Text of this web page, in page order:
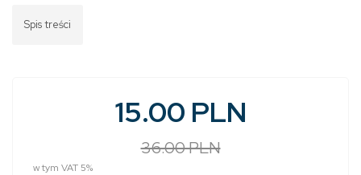
Spis treści
15.00 PLN
36.00 PLN
w tym VAT 5%